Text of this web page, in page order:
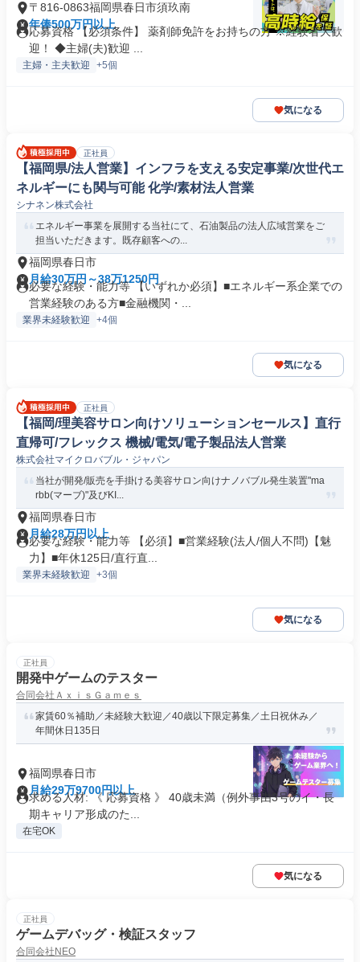
〒816-0863福岡県春日市須玖南
年俸500万円以上
応募資格 【必須条件】 薬剤師免許をお持ちの方 ※経験者大歓
迎！ ◆主婦(夫)歓迎 ...
主婦・主夫歓迎 +5個
気になる
正社員
【福岡県/法人営業】インフラを支える安定事業/次世代エ
ネルギーにも関与可能 化学/素材法人営業
シナネン株式会社
エネルギー事業を展開する当社にて、石油製品の法人広域営業をご
担当いただきます。既存顧客への...
福岡県春日市
月給30万円～38万1250円
必要な経験・能力等 【いずれか必須】■エネルギー系企業での
営業経験のある方■金融機関・...
業界未経験歓迎 +4個
気になる
正社員
【福岡/理美容サロン向けソリューションセールス】直行
直帰可/フレックス 機械/電気/電子製品法人営業
株式会社マイクロバブル・ジャパン
当社が開発/販売を手掛ける美容サロン向けナノバブル発生装置"ma
rbb(マーブ)"及びKI...
福岡県春日市
月給28万円以上
必要な経験・能力等 【必須】■営業経験(法人/個人不問)【魅
力】■年休125日/直行直...
業界未経験歓迎 +3個
気になる
正社員
開発中ゲームのテスター
合同会社ＡｘｉｓＧａｍｅｓ
家賃60％補助／未経験大歓迎／40歳以下限定募集／土日祝休み／
年間休日135日
福岡県春日市
月給29万9700円以上
求める人材: 《 応募資格 》 40歳未満（例外事由3号のイ・長
期キャリア形成のた...
在宅OK
気になる
正社員
ゲームデバッグ・検証スタッフ
合同会社NEO